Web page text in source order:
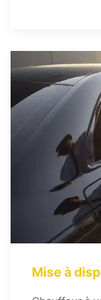
Mise à